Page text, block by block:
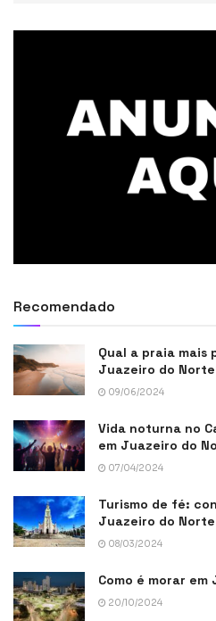
Recomendado
Qual a praia mais
Juazeiro do
09/06/2024
Vida noturna no
em Juazeiro do
07/04/2024
Turismo de fé:
Juazeiro do Norte
08/03/2024
Como é morar
20/10/2024